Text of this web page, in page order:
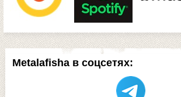
Metalafisha в соцсетях: